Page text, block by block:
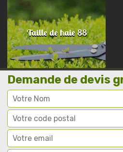
Taille de haie 88
Demande de devis